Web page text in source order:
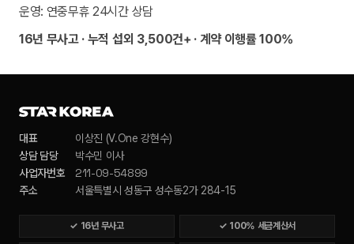
운영: 연중무휴 24시간 상담
16년 무사고 · 누적 섭외 3,500건+ · 계약 이행률 100%
대표
이상진 (V.One 강현수)
상담 담당
박수민 이사
사업자번호
211-09-54899
주소 서울특별시 성동구 성수동2가 284-15
✓ 16년 무사고 ✓ 100% 세금계산서